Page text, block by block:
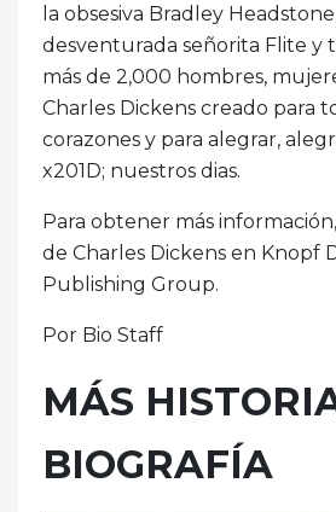
la obsesiva Bradley
desventurada señorita Flite y
más de 2,000 hombres,
Charles Dickens creado para
corazones y para alegrar,
x201D; nuestros dias.
Para obtener más
de Charles Dickens en Knopf
Publishing Group.
Por Bio Staff
MÁS
BIOGRAFÍA